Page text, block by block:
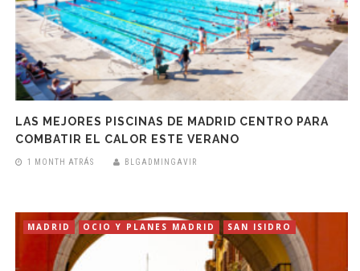
LAS MEJORES PISCINAS DE MADRID CENTRO PARA
COMBATIR EL CALOR ESTE VERANO
1 MONTH ATRÁS BLGADMINGAVIR
MADRID OCIO Y PLANES MADRID SAN ISIDRO